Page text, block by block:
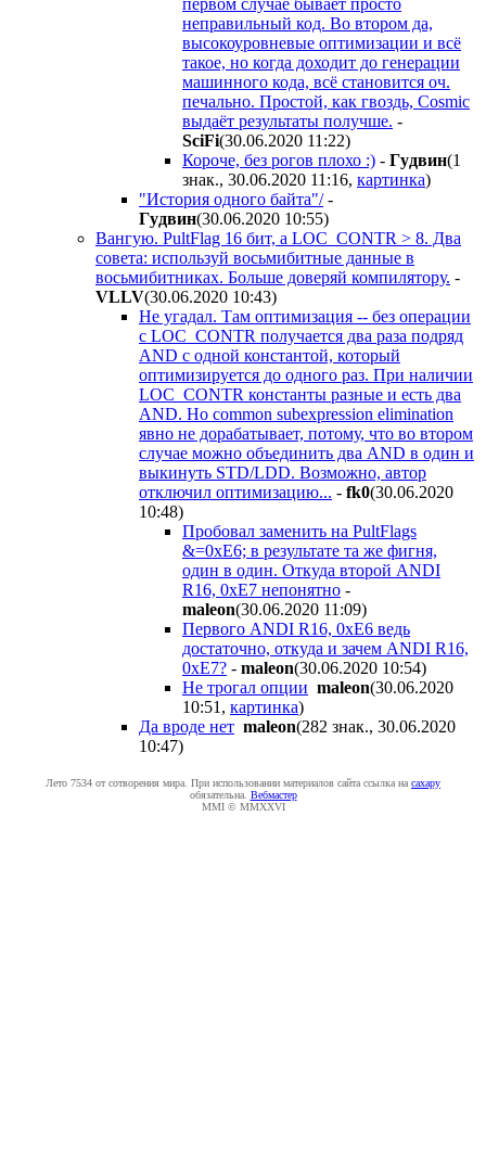
неправильный код. Во втором да,
высокоуровневые оптимизации и всё
такое, но когда доходит до генерации
машинного кода, всё становится оч.
печально. Простой, как гвоздь, Cosmic
выдаёт результаты получше. -
SciFi(30.06.2020 11:22)
Короче, без рогов плохо :) - Гyдвин(1
знак., 30.06.2020 11:16, картинка)
"История одного байта"/-
Гyдвин(30.06.2020 10:55)
Вангую. PultFlag 16 бит, а LOC_CONTR > 8. Два
совета: используй восьмибитные данные в
восьмибитниках. Больше доверяй компилятору. -
VLLV(30.06.2020 10:43)
Не угадал. Там оптимизация -- без операции
с LOC_CONTR получается два раза подряд
AND с одной константой, который
оптимизируется до одного раз. При наличии
LOC_CONTR константы разные и есть два
AND. Но common subexpression elimination
явно не дорабатывает, потому, что во втором
случае можно объединить два AND в один и
выкинуть STD/LDD. Возможно, автор
отключил оптимизацию... - fk0(30.06.2020
10:48)
Пробовал заменить на PultFlags
&=0xE6; в результате та же фигня,
один в один. Откуда второй ANDI
R16, 0xE7 непонятно -
maleon(30.06.2020 11:09)
Первого ANDI R16, 0xE6 ведь
достаточно, откуда и зачем ANDI R16,
0xE7? - maleon(30.06.2020 10:54)
Не трогал опции maleon(30.06.2020
10:51 , картинка)
Да вроде нет maleon(282 знак., 30.06.2020
10:47)
Лето 7534 от сотворения мира. При использовании материалов сайта ссылка на caxapу
обязательна. Вебмастер
MMI © MMXXVI